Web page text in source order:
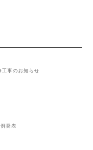
事のお知らせ
発表